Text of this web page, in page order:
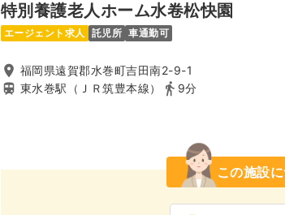
特別養護老人ホーム水卷松快園
エージェント求人 託児所 車通勤可
福岡県遠賀郡水巻町吉田南2-9-1
東水巻駅（ＪＲ筑豊本線）
9分
この施設